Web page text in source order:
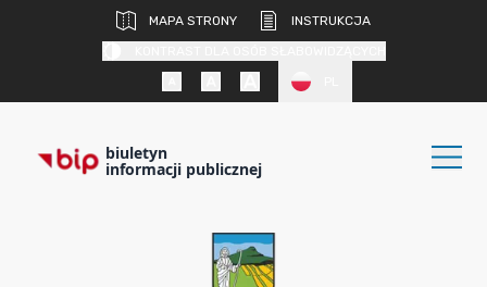
MAPA STRONY
INSTRUKCJA
biuletyn
informacji publicznej